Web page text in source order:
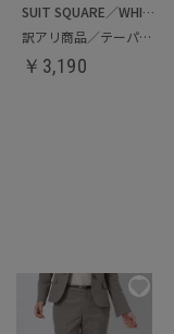
SUIT SQUARE／WHITE
訳アリ商品／テーパードパンツ
￥ 3,190